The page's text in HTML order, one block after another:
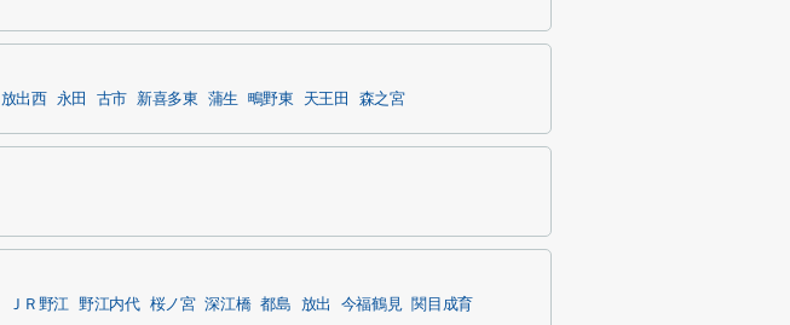
放出西 永田 古市 新喜多東 蒲生 鴫野東 天王田 森之宮
ＪＲ野江 野江内代 桜ノ宮 深江橋 都島 放出 今福鶴見
関目成育